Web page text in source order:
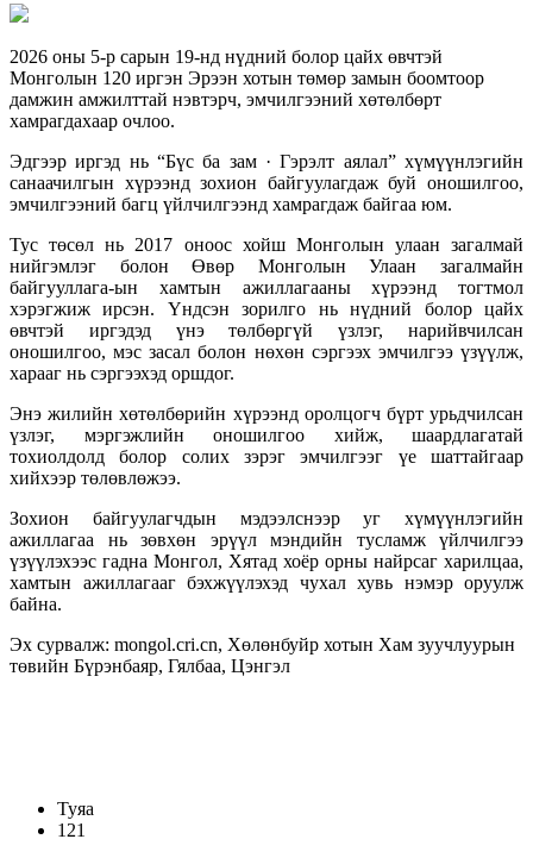
2026 оны 5-р сарын 19-нд нүдний болор цайх өвчтэй
Монголын 120 иргэн Эрээн хотын төмөр замын боомтоор
дамжин амжилттай нэвтэрч, эмчилгээний хөтөлбөрт
хамрагдахаар очлоо.
Эдгээр иргэд нь “Бүс ба зам · Гэрэлт аялал” хүмүүнлэгийн
санаачилгын хүрээнд зохион байгуулагдаж буй оношилгоо,
эмчилгээний багц үйлчилгээнд хамрагдаж байгаа юм.
Тус төсөл нь 2017 оноос хойш Монголын улаан загалмай
нийгэмлэг болон Өвөр Монголын Улаан загалмайн
байгууллага-ын хамтын ажиллагааны хүрээнд тогтмол
хэрэгжиж ирсэн. Үндсэн зорилго нь нүдний болор цайх
өвчтэй иргэдэд үнэ төлбөргүй үзлэг, нарийвчилсан
оношилгоо, мэс засал болон нөхөн сэргээх эмчилгээ үзүүлж,
харааг нь сэргээхэд оршдог.
Энэ жилийн хөтөлбөрийн хүрээнд оролцогч бүрт урьдчилсан
үзлэг, мэргэжлийн оношилгоо хийж, шаардлагатай
тохиолдолд болор солих зэрэг эмчилгээг үе шаттайгаар
хийхээр төлөвлөжээ.
Зохион байгуулагчдын мэдээлснээр уг хүмүүнлэгийн
ажиллагаа нь зөвхөн эрүүл мэндийн тусламж үйлчилгээ
үзүүлэхээс гадна Монгол, Хятад хоёр орны найрсаг харилцаа,
хамтын ажиллагааг бэхжүүлэхэд чухал хувь нэмэр оруулж
байна.
Эх сурвалж: mongol.cri.cn, Хөлөнбуйр хотын Хам зуучлуурын
төвийн Бүрэнбаяр, Гялбаа, Цэнгэл
Туяа
121